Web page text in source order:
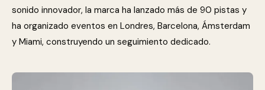
sonido innovador, la marca ha lanzado más de 90 pistas y
ha organizado eventos en Londres, Barcelona, Ámsterdam
y Miami, construyendo un seguimiento dedicado.